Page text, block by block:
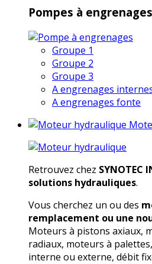
Pompes à engrenages
Groupe 1
Groupe 2
Groupe 3
A engrenages
A engrenages fonte
Retrouvez chez SYNOTEC
solutions hydrauliques.
Vous cherchez un ou des
remplacement ou une
Moteurs à pistons axiaux,
radiaux, moteurs à
interne ou externe, débit